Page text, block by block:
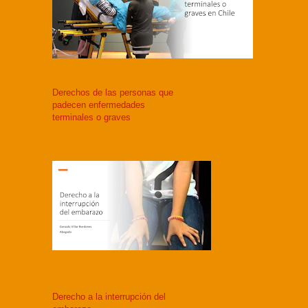
Derechos de las personas que
padecen enfermedades
terminales o graves
Derecho a la interrupción del